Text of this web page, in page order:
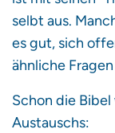
selbt aus.
es gut, sich
ähnliche
Schon die
Austauschs: